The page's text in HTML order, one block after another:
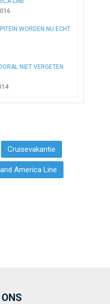
WORDEN NU ECHT
NIET VERGETEN
Cruisevakantie
America Line